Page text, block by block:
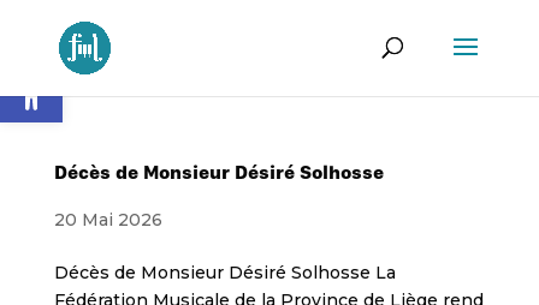
Ouvrir la barre d’outils
Décès de Monsieur Désiré Solhosse
20 Mai 2026
Décès de Monsieur Désiré Solhosse La
Fédération Musicale de la Province de Liège rend